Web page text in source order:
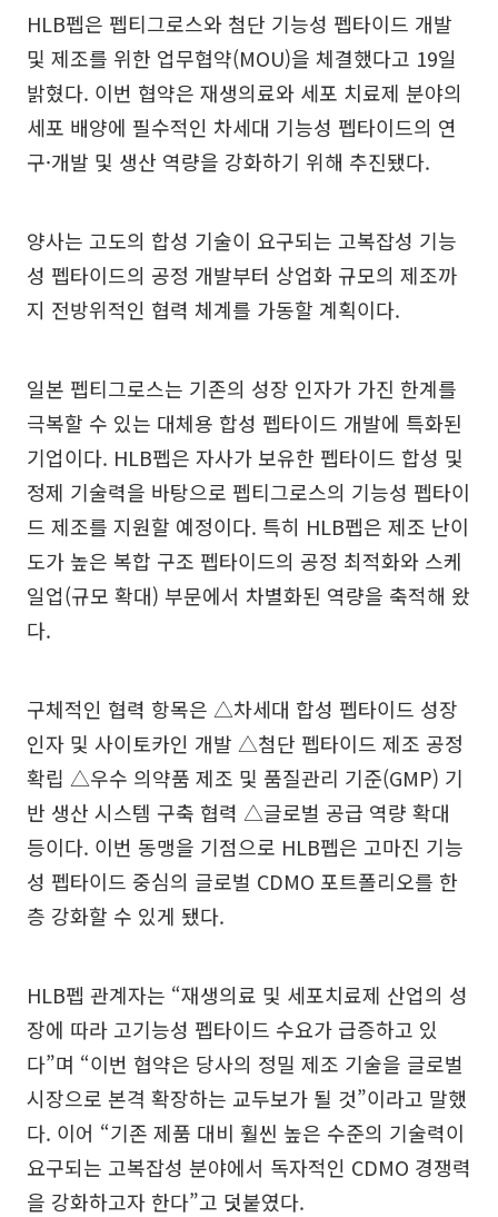
HLB펩은 펩티그로스와 첨단 기능성 펩타이드 개발
및 제조를 위한 업무협약(MOU)을 체결했다고 19일
밝혔다. 이번 협약은 재생의료와 세포 치료제 분야의
세포 배양에 필수적인 차세대 기능성 펩타이드의 연
구·개발 및 생산 역량을 강화하기 위해 추진됐다.
양사는 고도의 합성 기술이 요구되는 고복잡성 기능
성 펩타이드의 공정 개발부터 상업화 규모의 제조까
지 전방위적인 협력 체계를 가동할 계획이다.
일본 펩티그로스는 기존의 성장 인자가 가진 한계를
극복할 수 있는 대체용 합성 펩타이드 개발에 특화된
기업이다. HLB펩은 자사가 보유한 펩타이드 합성 및
정제 기술력을 바탕으로 펩티그로스의 기능성 펩타이
드 제조를 지원할 예정이다. 특히 HLB펩은 제조 난이
도가 높은 복합 구조 펩타이드의 공정 최적화와 스케
일업(규모 확대) 부문에서 차별화된 역량을 축적해 왔
다.
구체적인 협력 항목은 △차세대 합성 펩타이드 성장
인자 및 사이토카인 개발 △첨단 펩타이드 제조 공정
확립 △우수 의약품 제조 및 품질관리 기준(GMP) 기
반 생산 시스템 구축 협력 △글로벌 공급 역량 확대
등이다. 이번 동맹을 기점으로 HLB펩은 고마진 기능
성 펩타이드 중심의 글로벌 CDMO 포트폴리오를 한
층 강화할 수 있게 됐다.
HLB펩 관계자는 “재생의료 및 세포치료제 산업의 성
장에 따라 고기능성 펩타이드 수요가 급증하고 있
다”며 “이번 협약은 당사의 정밀 제조 기술을 글로벌
시장으로 본격 확장하는 교두보가 될 것”이라고 말했
다. 이어 “기존 제품 대비 훨씬 높은 수준의 기술력이
요구되는 고복잡성 분야에서 독자적인 CDMO 경쟁력
을 강화하고자 한다”고 덧붙였다.